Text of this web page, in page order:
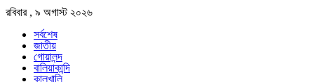
রবিবার , ৯ অগাস্ট ২০২৬
সর্বশেষ
জাতীয়
গোয়ালন্দ
বালিয়াকান্দি
কালুখালি